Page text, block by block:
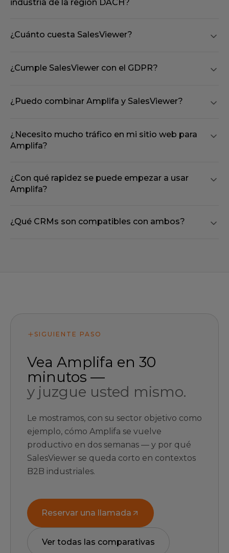
industria de la región DACH?
¿Cuánto cuesta SalesViewer?
¿Cumple SalesViewer con el GDPR?
¿Puedo combinar Amplifa y SalesViewer?
¿Necesito mucho tráfico en mi sitio web para
Amplifa?
¿Con qué rapidez se puede empezar a usar
Amplifa?
¿Qué CRMs son compatibles con ambos?
SIGUIENTE PASO
Vea Amplifa en 30
minutos —
y juzgue usted mismo.
Le mostramos, con su sector objetivo como
ejemplo, cómo Amplifa se vuelve
productivo en dos semanas — y por qué
SalesViewer se queda corto en contextos
B2B industriales.
Reservar una llamada
Ver todas las comparativas